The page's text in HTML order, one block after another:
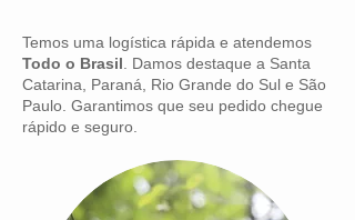
Temos uma logística rápida e atendemos
Todo o Brasil . Damos destaque a Santa
Catarina, Paraná, Rio Grande do Sul e São
Paulo. Garantimos que seu pedido chegue
rápido e seguro.